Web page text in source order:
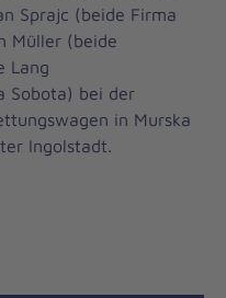
Sprajc (beide Firma
Müller (beide
Lang
Sobota) bei der
in Murska
Ingolstadt.